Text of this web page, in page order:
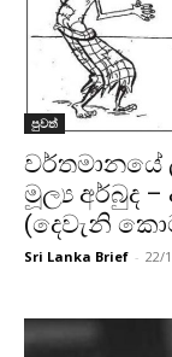
පුවත්
වර්තමානයේ
මූල්‍ය අර්බුද
(දෙවැනි
Sri Lanka Brief - 22/